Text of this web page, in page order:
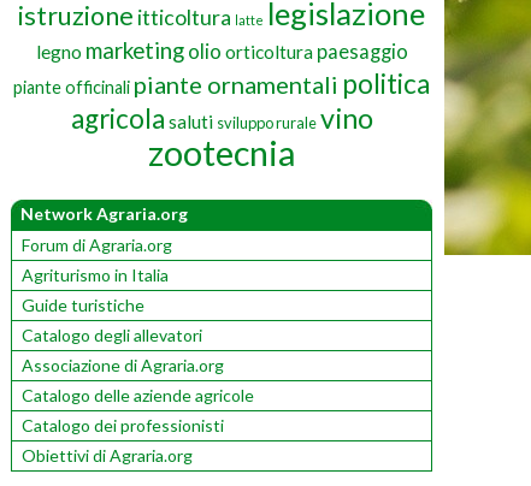
istruzione itticoltura latte legislazione
legno marketing olio orticoltura paesaggio
piante officinali piante ornamentali politica
agricola saluti sviluppo rurale vino
zootecnia
Network Agraria.org
Forum di Agraria.org
Agriturismo in Italia
Guide turistiche
Catalogo degli allevatori
Associazione di Agraria.org
Catalogo delle aziende agricole
Catalogo dei professionisti
Obiettivi di Agraria.org